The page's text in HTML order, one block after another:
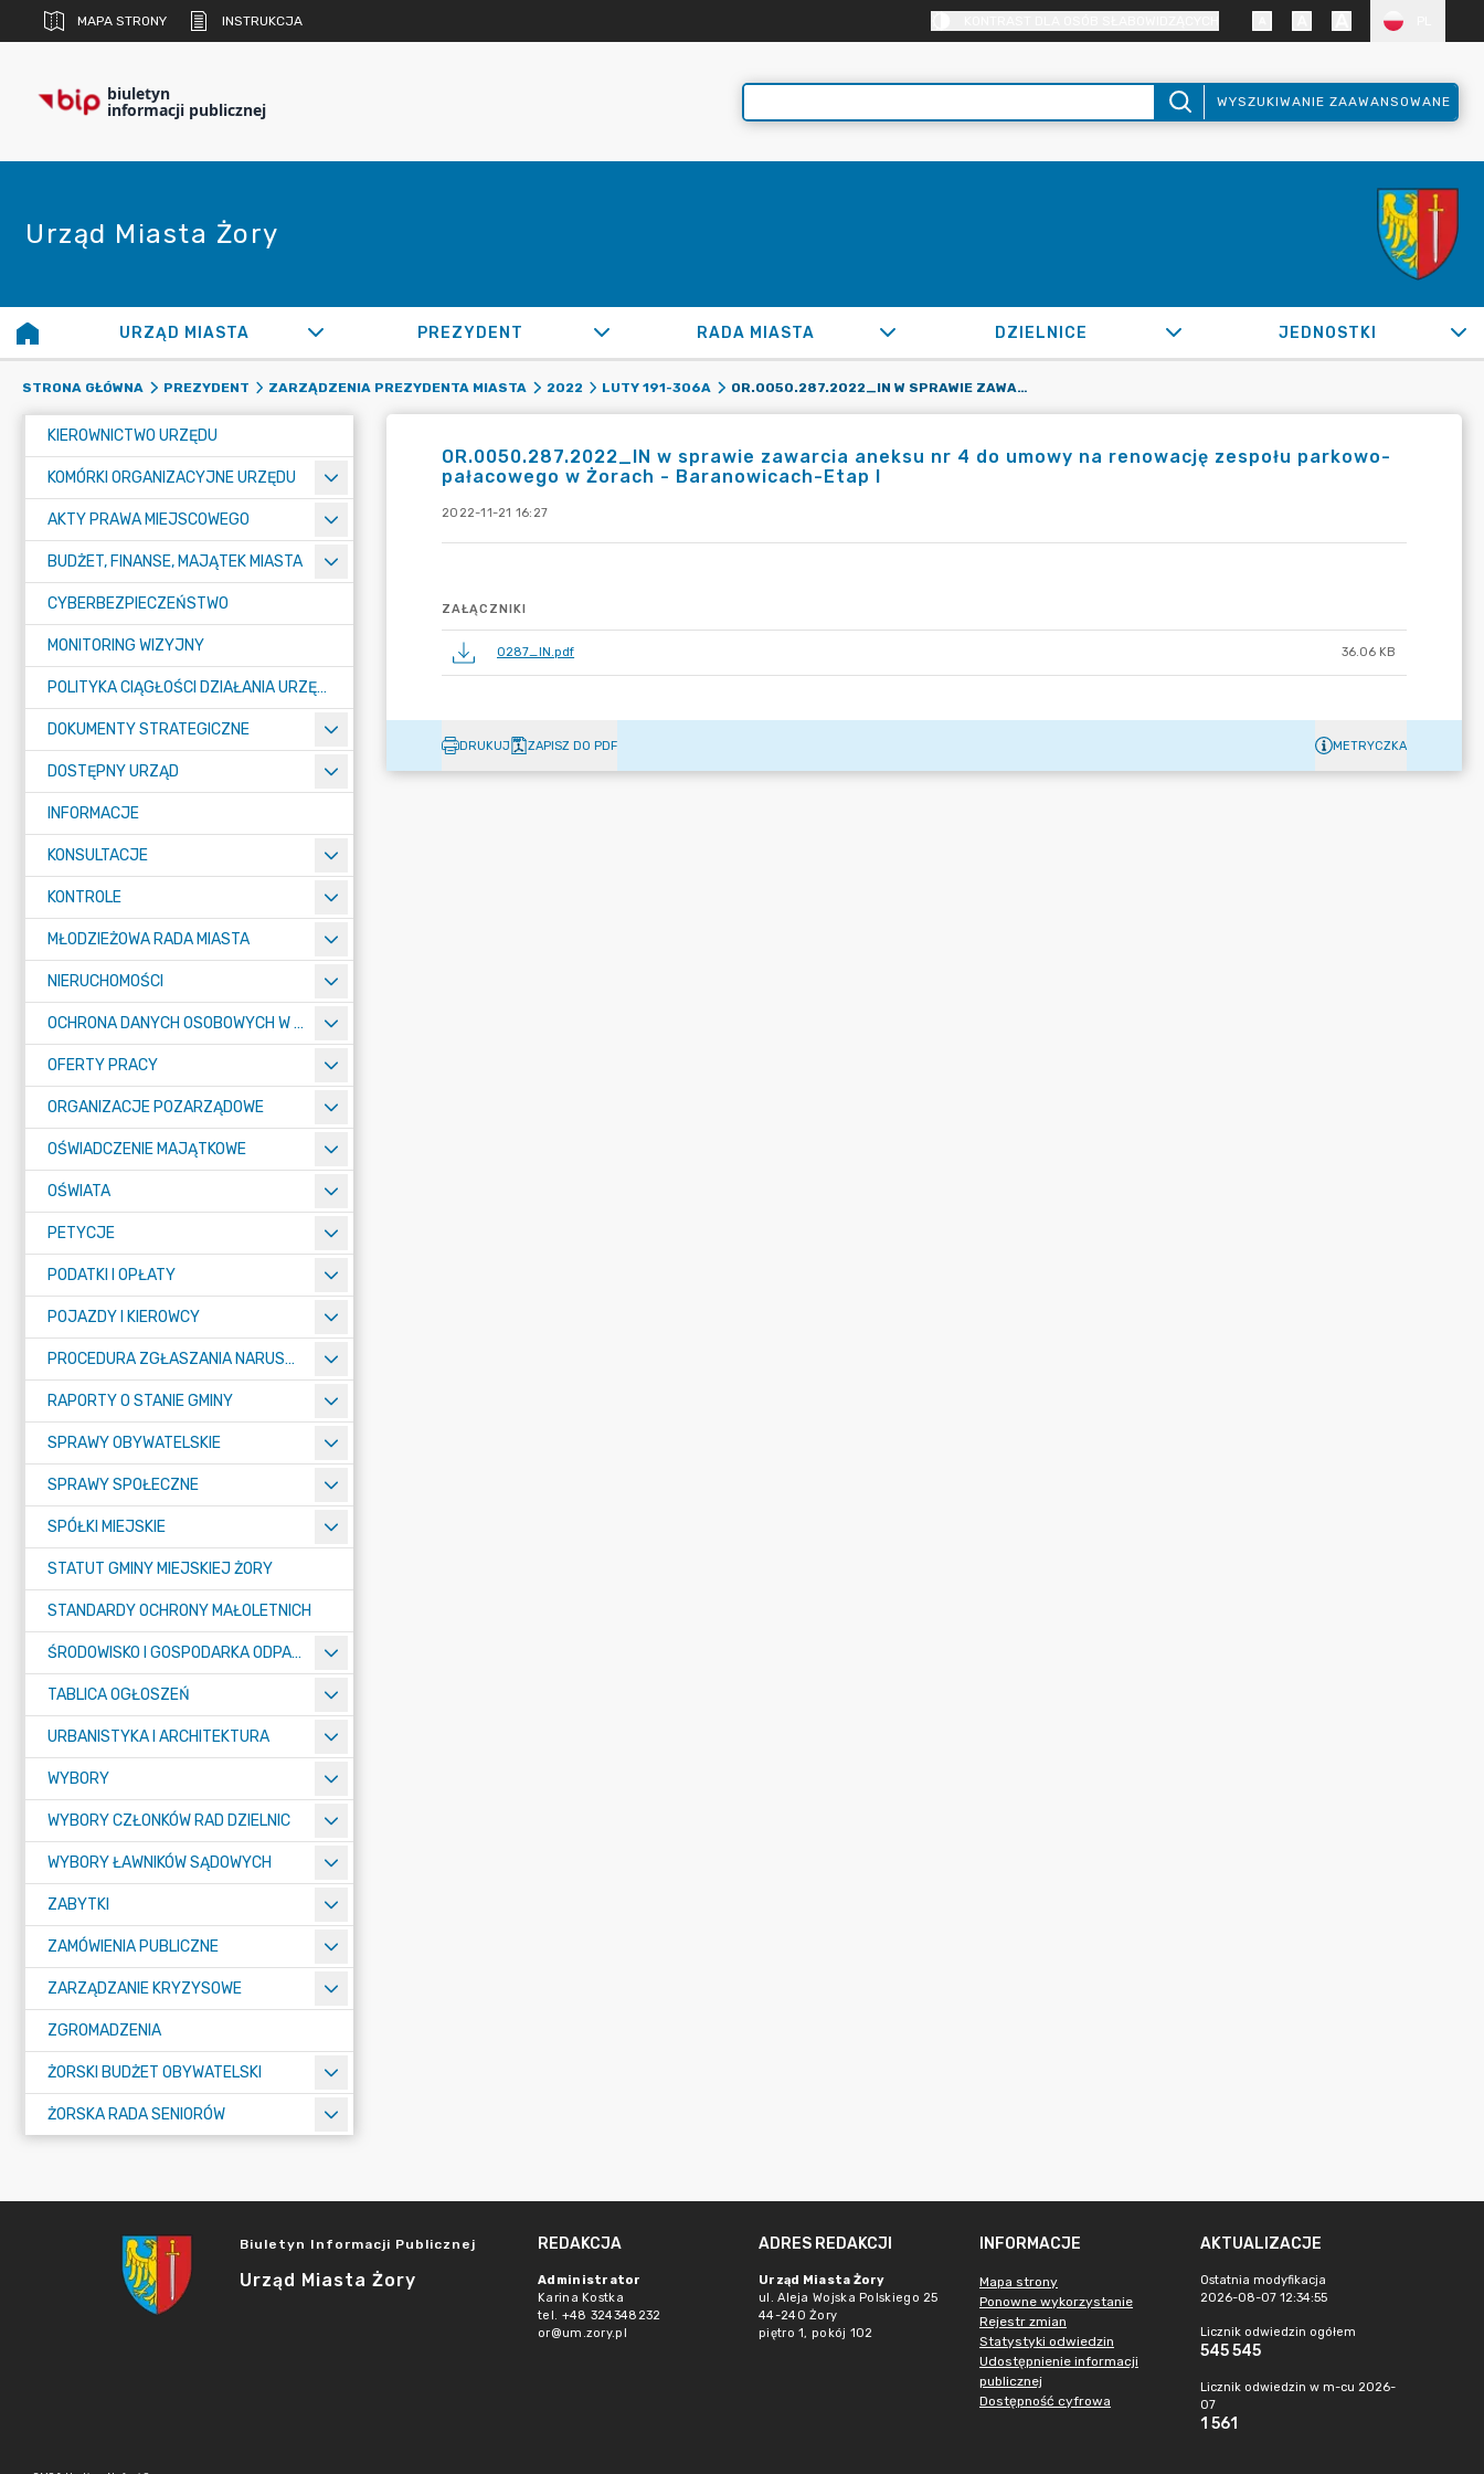
MAPA STRONY INSTRUKCJA
biuletyn
informacji publicznej WYSZUKIWANIE ZAAWANSOWANE
Urząd Miasta Żory
URZĄD MIASTA PREZYDENT RADA MIASTA DZIELNICE JEDNOSTKI
STRONA GŁÓWNA PREZYDENT ZARZĄDZENIA PREZYDENTA MIASTA 2022 LUTY 191-306A OR.0050.287.2022_IN W SPRAWIE ZAWARCIA ANEKSU NR 4 DO UMOWY NA RENOWACJĘ ZESPOŁU PARKOWO-PAŁACOWEGO W ŻORACH - BARANOWICACH-ETAP I
KIEROWNICTWO URZĘDU
KOMÓRKI ORGANIZACYJNE URZĘDU
AKTY PRAWA MIEJSCOWEGO
BUDŻET, FINANSE, MAJĄTEK MIASTA
CYBERBEZPIECZEŃSTWO
MONITORING WIZYJNY
POLITYKA CIĄGŁOŚCI DZIAŁANIA URZĘDU MIASTA ŻORY
DOKUMENTY STRATEGICZNE
DOSTĘPNY URZĄD
INFORMACJE
KONSULTACJE
KONTROLE
MŁODZIEŻOWA RADA MIASTA
NIERUCHOMOŚCI
OCHRONA DANYCH OSOBOWYCH W URZĘDZIE MIASTA ŻORY - RODO
OFERTY PRACY
ORGANIZACJE POZARZĄDOWE
OŚWIADCZENIE MAJĄTKOWE
OŚWIATA
PETYCJE
PODATKI I OPŁATY
POJAZDY I KIEROWCY
PROCEDURA ZGŁASZANIA NARUSZEŃ PRAWA
RAPORTY O STANIE GMINY
SPRAWY OBYWATELSKIE
SPRAWY SPOŁECZNE
SPÓŁKI MIEJSKIE
STATUT GMINY MIEJSKIEJ ŻORY
STANDARDY OCHRONY MAŁOLETNICH
ŚRODOWISKO I GOSPODARKA ODPADAMI
TABLICA OGŁOSZEŃ
URBANISTYKA I ARCHITEKTURA
WYBORY
WYBORY CZŁONKÓW RAD DZIELNIC
WYBORY ŁAWNIKÓW SĄDOWYCH
ZABYTKI
ZAMÓWIENIA PUBLICZNE
ZARZĄDZANIE KRYZYSOWE
ZGROMADZENIA
ŻORSKI BUDŻET OBYWATELSKI
ŻORSKA RADA SENIORÓW
OR.0050.287.2022_IN w sprawie zawarcia aneksu nr 4 do umowy na renowację zespołu parkowo-
pałacowego w Żorach - Baranowicach-Etap I
2022-11-21 16:27
ZAŁĄCZNIKI
0287_IN.pdf 36.06 KB
DRUKUJ ZAPISZ DO PDF METRYCZKA
Biuletyn Informacji Publicznej
Urząd Miasta Żory
REDAKCJA
Administrator
Karina Kostka
tel. +48 324348232
or@um.zory.pl
ADRES REDAKCJI
Urząd Miasta Żory
ul. Aleja Wojska Polskiego 25
44-240 Żory
piętro 1, pokój 102
INFORMACJE
Mapa strony
Ponowne wykorzystanie
Rejestr zmian
Statystyki odwiedzin
Udostępnienie informacji
publicznej
Dostępność cyfrowa
AKTUALIZACJE
Ostatnia modyfikacja
2026-08-07 12:34:55
Licznik odwiedzin ogółem
545 545
Licznik odwiedzin w m-cu 2026-
07
1 561